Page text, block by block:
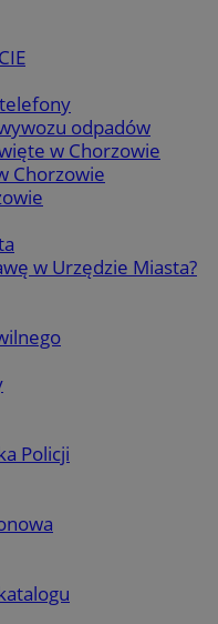
odpadów
w Chorzowie
Chorzowie
w Urzędzie Miasta?
Policji